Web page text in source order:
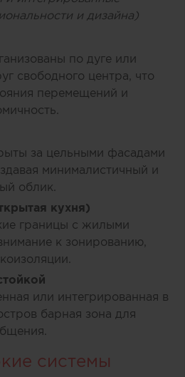
и дизайна)
по дуге или
свободного центра, что
перемещений и
за цельными фасадами
минималистичный и
облик.
кухня)
границы с жилыми
к зонированию,
или интегрированная в
барная зона для
системы